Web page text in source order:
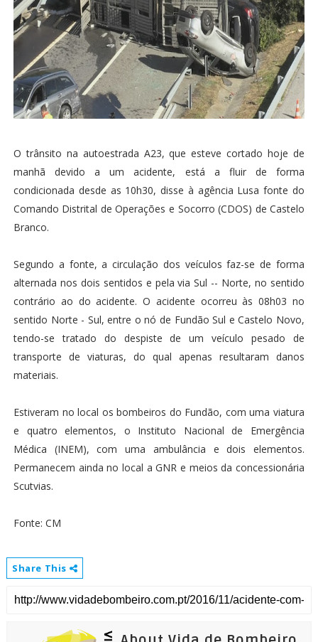
O trânsito na autoestrada A23, que esteve cortado hoje de
manhã devido a um acidente, está a fluir de forma
condicionada desde as 10h30, disse à agência Lusa fonte do
Comando Distrital de Operações e Socorro (CDOS) de Castelo
Branco.
Segundo a fonte, a circulação dos veículos faz-se de forma
alternada nos dois sentidos e pela via Sul -- Norte, no sentido
contrário ao do acidente. O acidente ocorreu às 08h03 no
sentido Norte - Sul, entre o nó de Fundão Sul e Castelo Novo,
tendo-se tratado do despiste de um veículo pesado de
transporte de viaturas, do qual apenas resultaram danos
materiais.
Estiveram no local os bombeiros do Fundão, com uma viatura
e quatro elementos, o Instituto Nacional de Emergência
Médica (INEM), com uma ambulância e dois elementos.
Permanecem ainda no local a GNR e meios da concessionária
Scutvias.
Fonte: CM
Share This